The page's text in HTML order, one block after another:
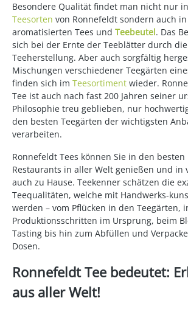
Besondere Qualität findet man nicht nur
Teesorten von Ronnefeldt sondern auch
aromatisierten Tees und Teebeutel. Das
sich bei der Ernte der Teeblätter durch
Teeherstellung. Aber auch sorgfältig
Mischungen verschiedener Teegärten
finden sich im Teesortiment wieder.
Tee ist auch nach fast 200 Jahren seiner
Philosophie treu geblieben, nur
den besten Teegärten der wichtigsten
verarbeiten.
Ronnefeldt Tees können Sie in den besten
Restaurants in aller Welt genießen und in
auch zu Hause. Teekenner schätzen die
Teequalitäten, welche mit Handwerks-
werden – vom Pflücken in den Teegärten,
Produktionsschritten im Ursprung, beim
Tasting bis hin zum Abfüllen und
Dosen.
Ronnefeldt Tee bedeutet:
aus aller Welt!